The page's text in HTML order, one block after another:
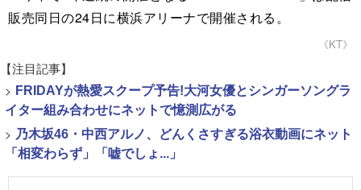
販売同日の24日に横浜アリーナで開催される。
《KT》
【注目記事】
> FRIDAYが熱愛スクープ予告!大河女優とシンガーソングラ
イター組み合わせにネットで憶測広がる
> 乃木坂46・中西アルノ、どんくさすぎる浴衣動画にネット
「相変わらず」「嘘でしょ...」